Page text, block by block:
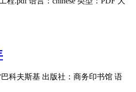
科夫斯基 出版社：商务印书馆 语